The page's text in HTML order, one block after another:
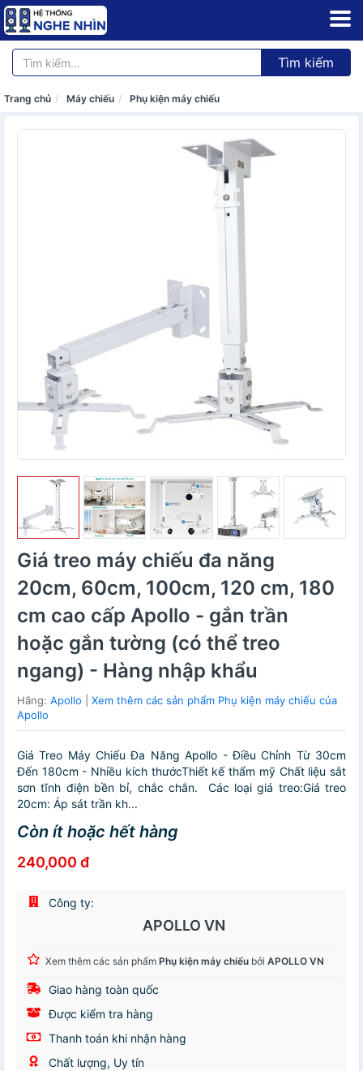
Tìm kiếm
Trang chủ Máy chiếu Phụ kiện máy chiếu
Giá treo máy chiếu đa năng
20cm, 60cm, 100cm, 120 cm, 180
cm cao cấp Apollo - gắn trần
hoặc gắn tường (có thể treo
ngang) - Hàng nhập khẩu
Hãng: Apollo
Xem thêm các sản phẩm Phụ kiện máy chiếu của
Apollo
Giá Treo Máy Chiếu Đa Năng Apollo - Điều Chỉnh Từ 30cm
Đến 180cm - Nhiều kích thướcThiết kế thẩm mỹ Chất liệu sắt
sơn tĩnh điện bền bỉ, chắc chắn. ️Các loại giá treo:Giá treo
20cm: Áp sát trần kh...
Còn ít hoặc hết hàng
240,000 đ
Công ty:
APOLLO VN
Xem thêm các sản phẩm Phụ kiện máy chiếu bởi APOLLO VN
Giao hàng toàn quốc
Được kiểm tra hàng
Thanh toán khi nhận hàng
Chất lượng, Uy tín